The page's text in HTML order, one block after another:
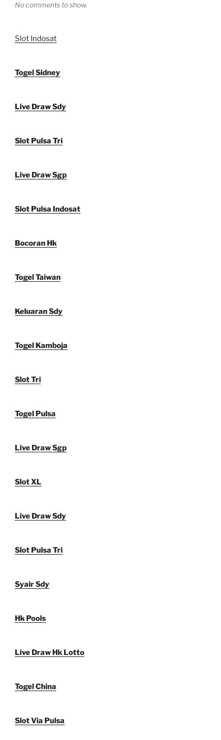
No comments to show.
Slot Indosat
Togel Sidney
Live Draw Sdy
Slot Pulsa Tri
Live Draw Sgp
Slot Pulsa Indosat
Bocoran Hk
Togel Taiwan
Keluaran Sdy
Togel Kamboja
Slot Tri
Togel Pulsa
Live Draw Sgp
Slot XL
Live Draw Sdy
Slot Pulsa Tri
Syair Sdy
Hk Pools
Live Draw Hk Lotto
Togel China
Slot Via Pulsa